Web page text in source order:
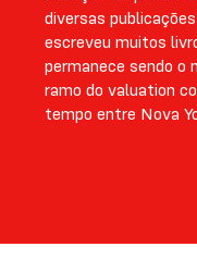
diversas
escreveu muitos
permanece sendo o
ramo do valuation
tempo entre Nova